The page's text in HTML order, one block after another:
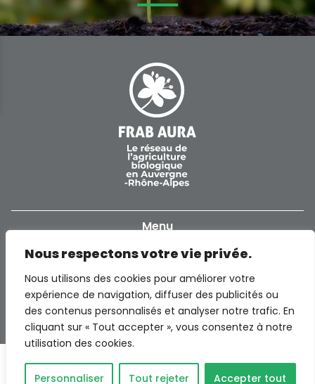
Nous respectons votre vie privée.
Nous utilisons des cookies pour améliorer votre
expérience de navigation, diffuser des publicités ou
des contenus personnalisés et analyser notre trafic. En
cliquant sur « Tout accepter », vous consentez à notre
utilisation des cookies.
Personnaliser Tout rejeter Accepter tout
Menu
Accueil
Notre réseau
Producteurs
Professionnels de la restauration
Collectivités et territoires
Politique de confidentialité
Mentions légales
Contact
FRAB AuRA – INEED Rovaltain TGV
Site d’Aubière (siège social)